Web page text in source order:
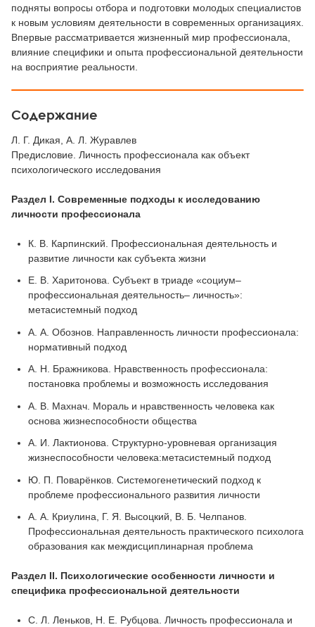
подняты вопросы отбора и подготовки молодых специалистов
к новым условиям деятельности в современных организациях.
Впервые рассматривается жизненный мир профессионала,
влияние специфики и опыта профессиональной деятельности
на восприятие реальности.
Содержание
Л. Г. Дикая, А. Л. Журавлев
Предисловие. Личность профессионала как объект
психологического исследования
Раздел I. Современные подходы к исследованию
личности профессионала
К. В. Карпинский. Профессиональная деятельность и
развитие личности как субъекта жизни
Е. В. Харитонова. Субъект в триаде «социум–
профессиональная деятельность– личность»:
метасистемный подход
А. А. Обознов. Направленность личности профессионала:
нормативный подход
А. Н. Бражникова. Нравственность профессионала:
постановка проблемы и возможность исследования
А. В. Махнач. Мораль и нравственность человека как
основа жизнеспособности общества
А. И. Лактионова. Структурно-уровневая организация
жизнеспособности человека:метасистемный подход
Ю. П. Поварёнков. Системогенетический подход к
проблеме профессионального развития личности
А. А. Криулина, Г. Я. Высоцкий, В. Б. Челпанов.
Профессиональная деятельность практического психолога
образования как междисциплинарная проблема
Раздел II. Психологические особенности личности и
специфика профессиональной деятельности
С. Л. Леньков, Н. Е. Рубцова. Личность профессионала и